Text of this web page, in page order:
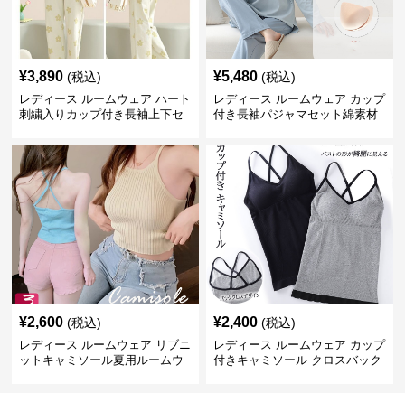
¥3,890 (税込)
レディース ルームウェア ハート
刺繍入りカップ付き長袖上下セ
¥5,480 (税込)
レディース ルームウェア カップ
付き長袖パジャマセット綿素材
¥2,600 (税込)
レディース ルームウェア リブニ
ットキャミソール夏用ルームウ
¥2,400 (税込)
レディース ルームウェア カップ
付きキャミソール クロスバック